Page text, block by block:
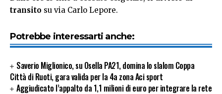
transito su via Carlo Lepore.
Potrebbe interessarti anche:
Saverio Miglionico, su Osella PA21, domina lo slalom Coppa
Città di Ruoti, gara valida per la 4a zona Aci sport
Aggiudicato l’appalto da 1,1 milioni di euro per integrare la rete